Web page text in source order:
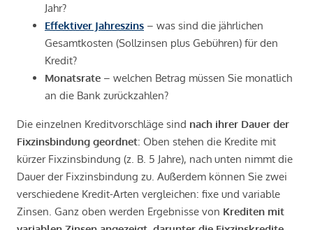
Jahr?
Effektiver Jahreszins – was sind die jährlichen
Gesamtkosten (Sollzinsen plus Gebühren) für den
Kredit?
Monatsrate – welchen Betrag müssen Sie monatlich
an die Bank zurückzahlen?
Die einzelnen Kreditvorschläge sind nach ihrer Dauer der
Fixzinsbindung geordnet: Oben stehen die Kredite mit
kürzer Fixzinsbindung (z. B. 5 Jahre), nach unten nimmt die
Dauer der Fixzinsbindung zu. Außerdem können Sie zwei
verschiedene Kredit-Arten vergleichen: fixe und variable
Zinsen. Ganz oben werden Ergebnisse von Krediten mit